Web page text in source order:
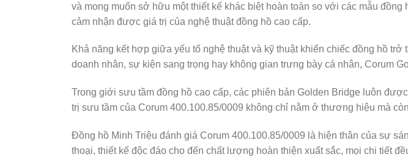
và mong muốn sở hữu một thiết kế khác biệt hoàn toàn so với các mẫu
cảm nhận được giá trị của nghệ thuật đồng hồ cao cấp.
Khả năng kết hợp giữa yếu tố nghệ thuật và kỹ thuật khiến chiếc đồng hồ
doanh nhân, sự kiện sang trọng hay không gian trưng bày cá nhân, Corum
Trong giới sưu tầm đồng hồ cao cấp, các phiên bản Golden Bridge luôn
trị sưu tầm của Corum 400.100.85/0009 không chỉ nằm ở thương hiệu mà
Đồng hồ Minh Triệu đánh giá Corum 400.100.85/0009 là hiện thân của sự
thoại, thiết kế độc đáo cho đến chất lượng hoàn thiện xuất sắc, mọi chi tiết